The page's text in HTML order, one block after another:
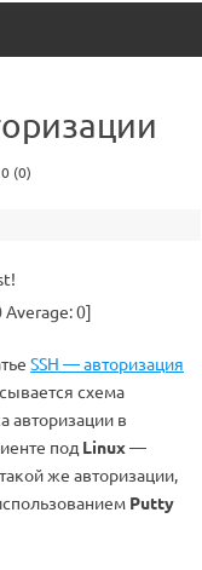
0 (0)
Average:0]
SSH — авторизация
схема
авторизации в
под Linux—
же авторизации,
Putty